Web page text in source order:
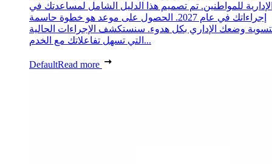
للمواطنين. تم تصميم هذا الدليل الشامل لمساعدتك في
إجراءاتك في عام 2027. الحصول على موعد هو خطوة حاسمة
وضعك الإداري بكل هدوء. سنستكشف الإجراءات الحالية
التي تسهل تفاعلاتك مع الخدم...
DefaultRead more